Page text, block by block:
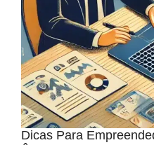
Dicas Para